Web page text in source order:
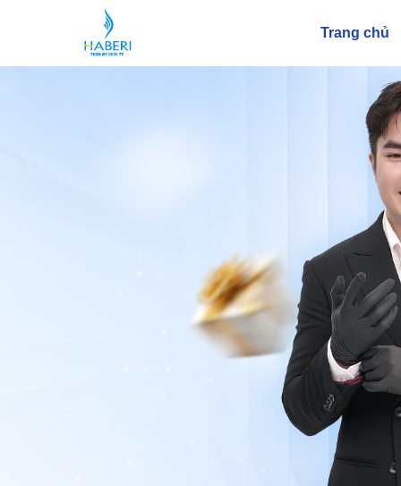
Trang chủ
Thẩm Mỹ Haberi Minh